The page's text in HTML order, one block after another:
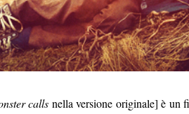
calls nella versione originale] è un